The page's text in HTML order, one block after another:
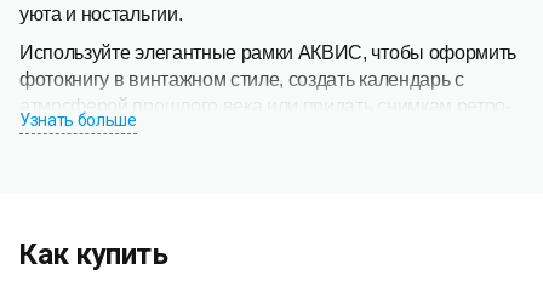
уюта и ностальгии.
Используйте элегантные рамки АКВИС, чтобы оформить
фотокнигу в винтажном стиле, создать календарь с
атмосферой прошлого века или придать снимкам ретро-
эффект. Рамки станут изысканным дополнением для
Рамки можно использовать в бесплатной
Узнать больше
Как купить